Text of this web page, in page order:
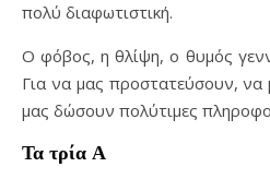
πολύ διαφωτιστική.
Ο φόβος, η θλίψη, ο θυμός
Για να μας προστατεύσουν,
μας δώσουν πολύτιμες
Τα τρία Α